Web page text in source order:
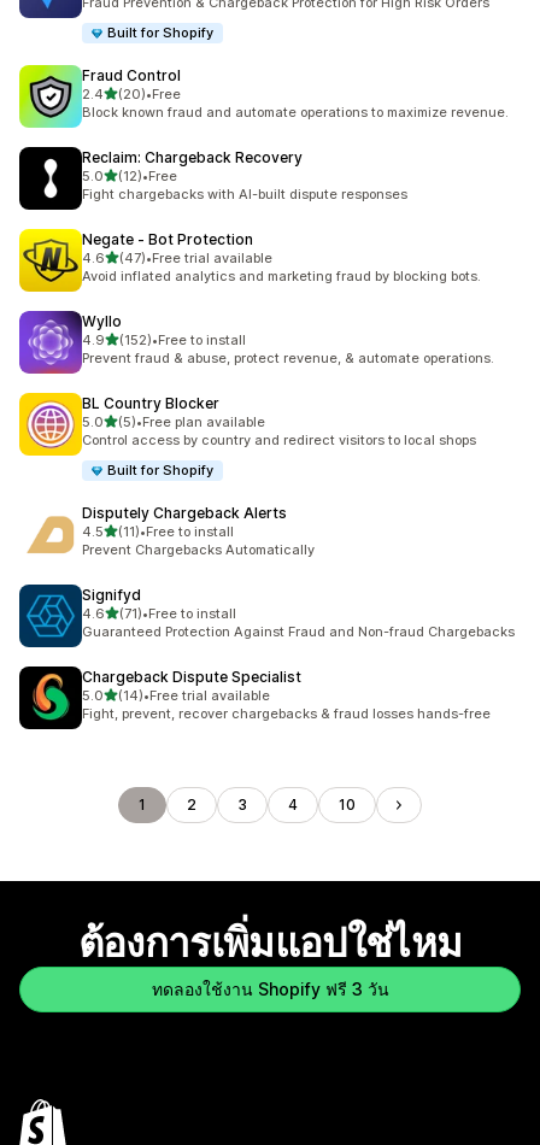
Built for Shopify
Fraud Control
2.4เต็ม 5 ดาว
(20)
ทั้งหมด 20 รีวิว
•Free
Block known fraud and automate operations to maximize revenue.
Reclaim: Chargeback Recovery
5.0เต็ม 5 ดาว
(12)
ทั้งหมด 12 รีวิว
•Free
Fight chargebacks with AI-built dispute responses
Negate ‑ Bot Protection
4.6เต็ม 5 ดาว
(47)
ทั้งหมด 47 รีวิว
•Free trial available
Avoid inflated analytics and marketing fraud by blocking bots.
Wyllo
4.9เต็ม 5 ดาว
(152)
ทั้งหมด 152 รีวิว
•Free to install
Prevent fraud & abuse, protect revenue, & automate operations.
BL Country Blocker
5.0เต็ม 5 ดาว
(5)
ทั้งหมด 5 รีวิว
•Free plan available
Control access by country and redirect visitors to local shops
Built for Shopify
Disputely Chargeback Alerts
4.5เต็ม 5 ดาว
(11)
ทั้งหมด 11 รีวิว
•Free to install
Prevent Chargebacks Automatically
Signifyd
4.6เต็ม 5 ดาว
(71)
ทั้งหมด 71 รีวิว
•Free to install
Guaranteed Protection Against Fraud and Non-fraud Chargebacks
Chargeback Dispute Specialist
5.0เต็ม 5 ดาว
(14)
ทั้งหมด 14 รีวิว
•Free trial available
Fight, prevent, recover chargebacks & fraud losses hands-free
1 2 3 4 10
ต้องการเพิ่มแอปใช่ไหม
ทดลองใช้งาน Shopify ฟรี 3 วัน